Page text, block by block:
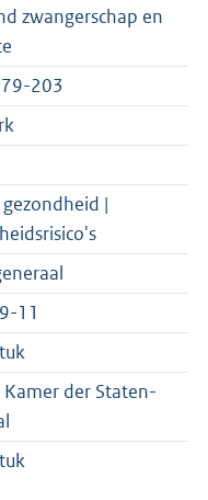
zwangerschap en
203
|
11
Kamer der Staten-